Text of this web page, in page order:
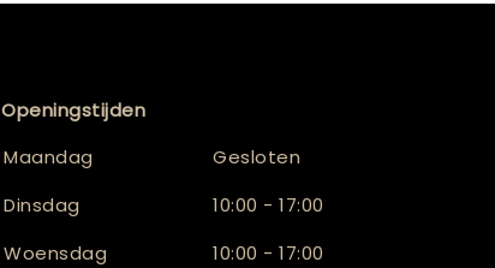
Openingstijden
Maandag
Gesloten
Dinsdag
10:00 - 17:00
Woensdag
10:00 - 17:00